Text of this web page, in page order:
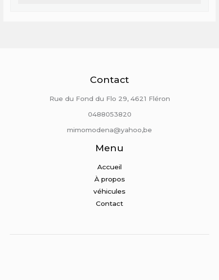
Contact
Rue du Fond du Flo 29, 4621 Fléron
0488053820
mimomodena@yahoo,be
Menu
Accueil
À propos
véhicules
Contact